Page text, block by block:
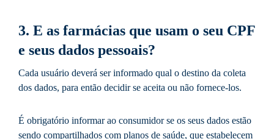
3. E as farmácias que usam o seu CPF
e seus dados pessoais?
Cada usuário deverá ser informado qual o destino da coleta
dos dados, para então decidir se aceita ou não fornece-los.
É obrigatório informar ao consumidor se os seus dados estão
sendo compartilhados com planos de saúde, que estabelecem